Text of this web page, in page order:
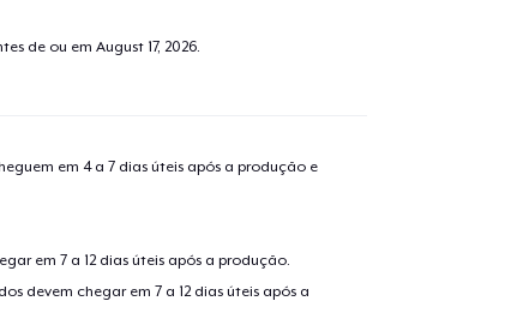
de ou em August 17, 2026.
em 4 a 7 dias úteis após a produção e
em 7 a 12 dias úteis após a produção.
devem chegar em 7 a 12 dias úteis após a